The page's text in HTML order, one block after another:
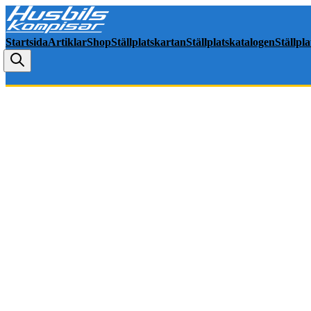
StartsidaArtiklarShopStällplatskartanStällplatskatalogen